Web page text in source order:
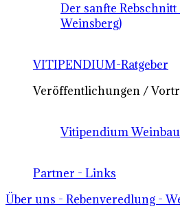
Der sanfte
Weinsberg)
VITIPENDIUM-Ratgeber
Veröffentlichungen /
Vitipendium
Partner - Links
Über uns - Rebenveredlung -